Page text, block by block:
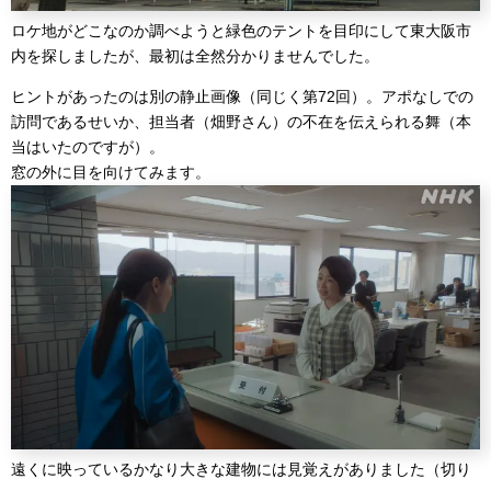
ロケ地がどこなのか調べようと緑色のテントを目印にして東大阪市
内を探しましたが、最初は全然分かりませんでした。
ヒントがあったのは別の静止画像（同じく第72回）。アポなしでの
訪問であるせいか、担当者（畑野さん）の不在を伝えられる舞（本
当はいたのですが）。
窓の外に目を向けてみます。
遠くに映っているかなり大きな建物には見覚えがありました（切り